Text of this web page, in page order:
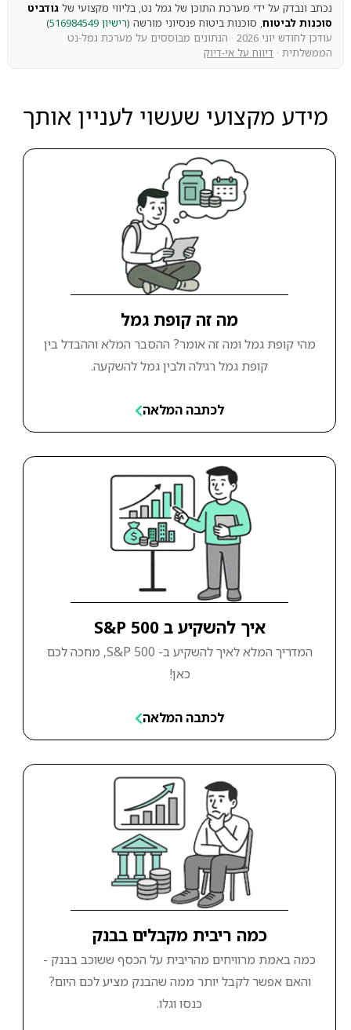
נכתב ונבדק על ידי מערכת התוכן של גמל נט, בליווי מקצועי של גודביט
סוכנות לביטוח, סוכנות ביטוח פנסיוני מורשה (רישיון 516984549
)
עודכן לחודש יוני 2026 · הנתונים מבוססים על מערכת גמל-נט
הממשלתית · דיווח על אי-דיוק
מידע מקצועי שעשוי לעניין אותך
מה זה קופת גמל
מהי קופת גמל ומה זה אומר? ההסבר המלא וההבדל בין
קופת גמל רגילה ולבין גמל להשקעה.
לכתבה המלאה
איך להשקיע ב S&P 500
המדריך המלא לאיך להשקיע ב- S&P 500, מחכה לכם
כאן!
לכתבה המלאה
כמה ריבית מקבלים בבנק
כמה באמת מרוויחים מהריבית על הכסף ששוכב בבנק -
והאם אפשר לקבל יותר ממה שהבנק מציע לכם היום?
כנסו וגלו.